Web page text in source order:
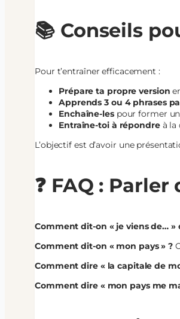
📚 Conseils
Pour t’entraîner efficacement :
Prépare ta propre version
Apprends 3 ou 4 phrases
Enchaîne-lespour former
Entraîne-toi à répondre
L’objectif est d’avoir une
❓ FAQ :
Comment dit-on « je viens de… »
Comment dit-on « mon pays » ?
Comment dire « la capitale de
Comment dire « mon pays me